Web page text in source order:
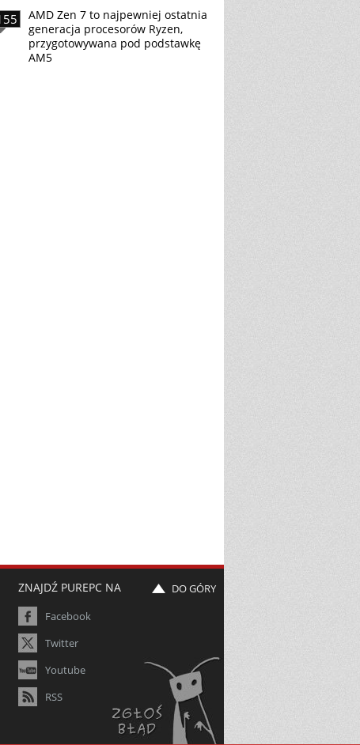
AMD Zen 7 to najpewniej ostatnia
generacja procesorów Ryzen,
przygotowywana pod podstawkę
AM5
ZNAJDŹ PUREPC NA
Facebook
Twitter
Youtube
RSS
DO GÓRY